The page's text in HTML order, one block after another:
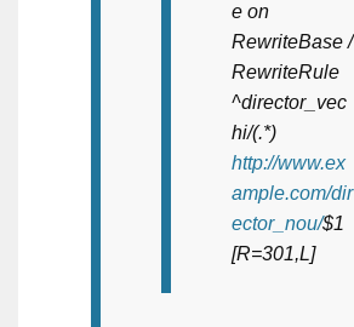
e on
RewriteBase /
RewriteRule
^director_vec
hi/(.*)
http://www.ex
ample.com/dir
ector_nou/$1
[R=301,L]